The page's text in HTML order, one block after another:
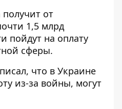
от
1,5 млрд
пойдут на оплату
сферы.
писал, что в Украине
из-за войны, могут